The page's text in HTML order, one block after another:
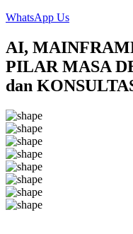
WhatsApp Us
AI,
PILAR MASA
dan